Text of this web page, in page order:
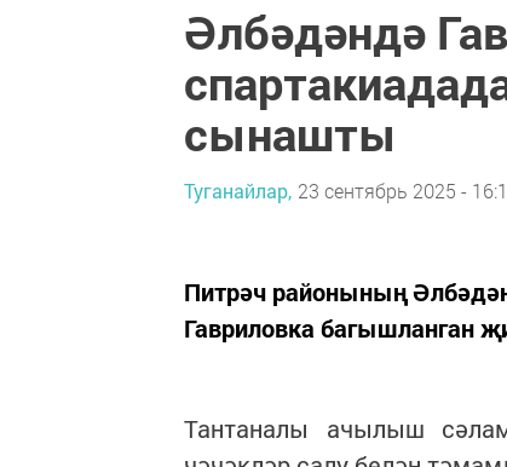
Әлбәдәндә
сынашты
Туганайлар, 23 сентябрь 2025 -
Питрәч районының
Гавриловка багышланган
Тантаналы ачылыш